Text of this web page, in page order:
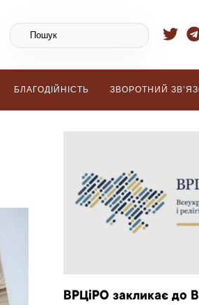
БЛАГОДІЙНІСТЬ ЗВОРОТНИЙ
ВРЦіРО закликає до